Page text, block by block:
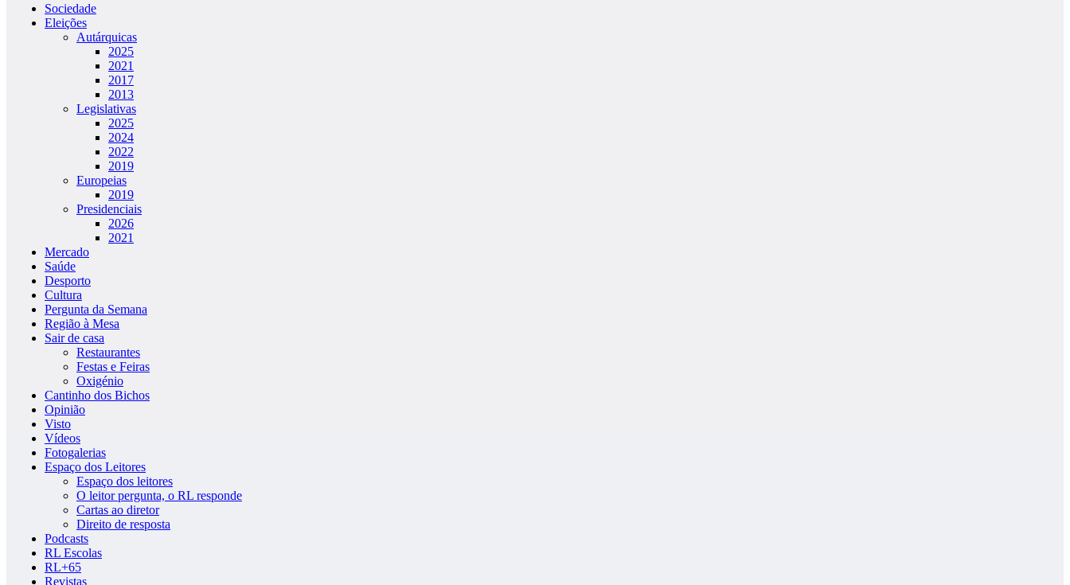
Sociedade
Eleições
Autárquicas
2025
2021
2017
2013
Legislativas
2025
2024
2022
2019
Europeias
2019
Presidenciais
2026
2021
Mercado
Saúde
Desporto
Cultura
Pergunta da Semana
Região à Mesa
Sair de casa
Restaurantes
Festas e Feiras
Oxigénio
Cantinho dos Bichos
Opinião
Visto
Vídeos
Fotogalerias
Espaço dos Leitores
Espaço dos leitores
O leitor pergunta, o RL responde
Cartas ao diretor
Direito de resposta
Podcasts
RL Escolas
RL+65
Revistas